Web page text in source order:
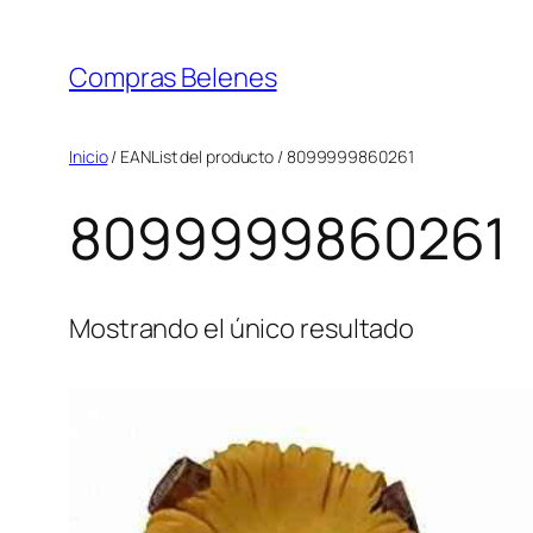
contenido
Compras Belenes
Inicio/ EANList del producto / 8099999860261
8099999860261
Mostrando el único resultado